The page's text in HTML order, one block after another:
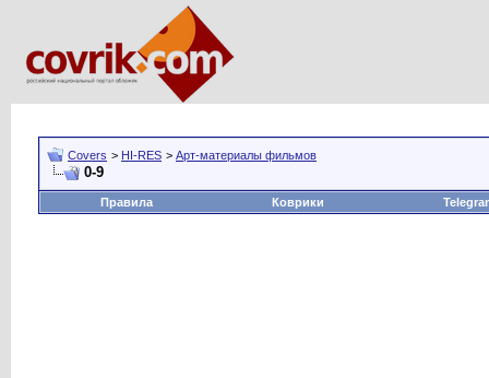
Covers > HI-RES > Арт-материалы фильмов
0-9
Правила Коврики